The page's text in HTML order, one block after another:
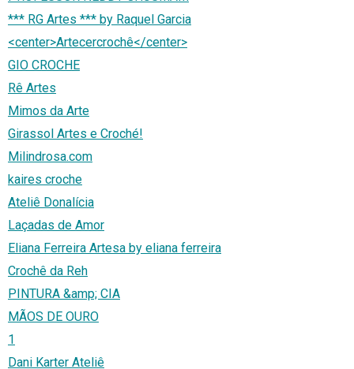
*** RG Artes *** by Raquel Garcia
<center>Artecercrochê</center>
GIO CROCHE
Rê Artes
Mimos da Arte
Girassol Artes e Croché!
Milindrosa.com
kaires croche
Ateliê Donalícia
Laçadas de Amor
Eliana Ferreira Artesa by eliana ferreira
Crochê da Reh
PINTURA &amp; CIA
MÃOS DE OURO
1
Dani Karter Ateliê